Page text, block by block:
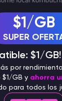
$1/GB
SUPER
$1/
por
$1/GB y ahorra
para todos los